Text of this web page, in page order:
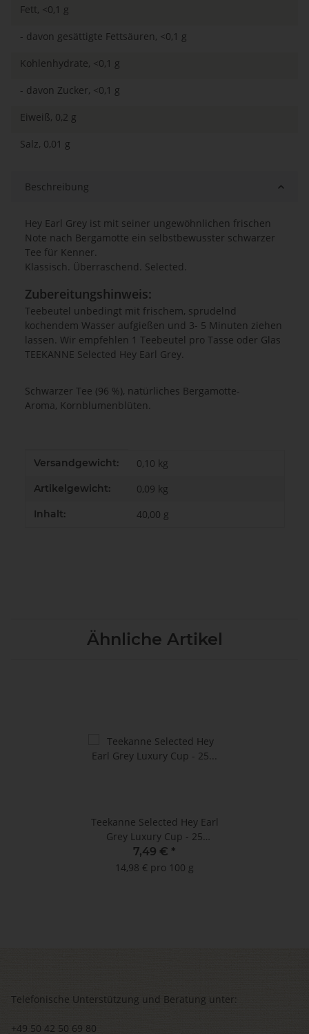
Fett, <0,1 g
- davon gesättigte Fettsäuren, <0,1 g
Kohlenhydrate, <0,1 g
- davon Zucker, <0,1 g
Eiweiß, 0,2 g
Salz, 0,01 g
Beschreibung
Hey Earl Grey ist mit seiner ungewöhnlichen frischen
Note nach Bergamotte ein selbstbewusster schwarzer
Tee für Kenner.
Klassisch. Überraschend. Selected.
Zubereitungshinweis:
Teebeutel unbedingt mit frischem, sprudelnd
kochendem Wasser aufgießen und 3- 5 Minuten ziehen
lassen. Wir empfehlen 1 Teebeutel pro Tasse oder Glas
TEEKANNE Selected Hey Earl Grey.
Schwarzer Tee (96 %), natürliches Bergamotte-
Aroma, Kornblumenblüten.
Produkteigenschaft
Wert
Versandgewicht: 0,10 kg
Artikelgewicht: 0,09 kg
Inhalt: 40,00 g
Ähnliche Artikel
Teekanne Selected Hey Earl
Grey Luxury Cup - 25
Pyramidenbeutel à 2 g
(neue Verpackungsgröße)
7,49 € *
14,98 € pro 100 g
Telefonische Unterstützung und Beratung unter:
+49 50 42 50 69 80